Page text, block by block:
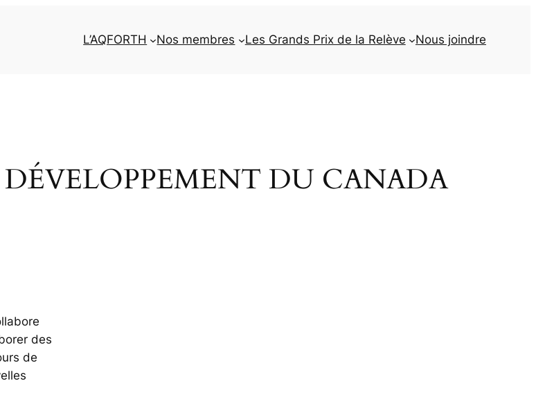
L’AQFORTH Nos membres Les Grands Prix de la Relève Nous joindre
DU CANADA
des
de